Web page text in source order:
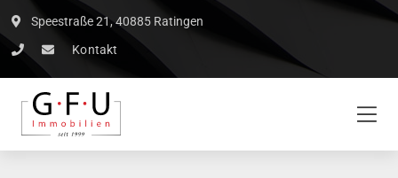
Speestraße 21, 40885 Ratingen
Kontakt